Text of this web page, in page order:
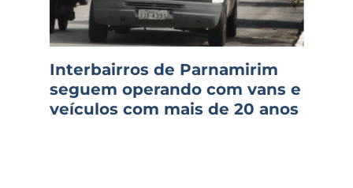
Interbairros de Parnamirim
seguem operando com vans e
veículos com mais de 20 anos